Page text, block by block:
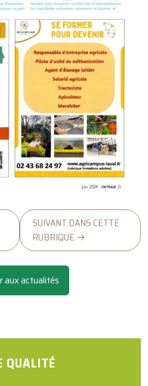
SUIVANT DANS CETTE
RUBRIQUE →
actualités
QUALITÉ